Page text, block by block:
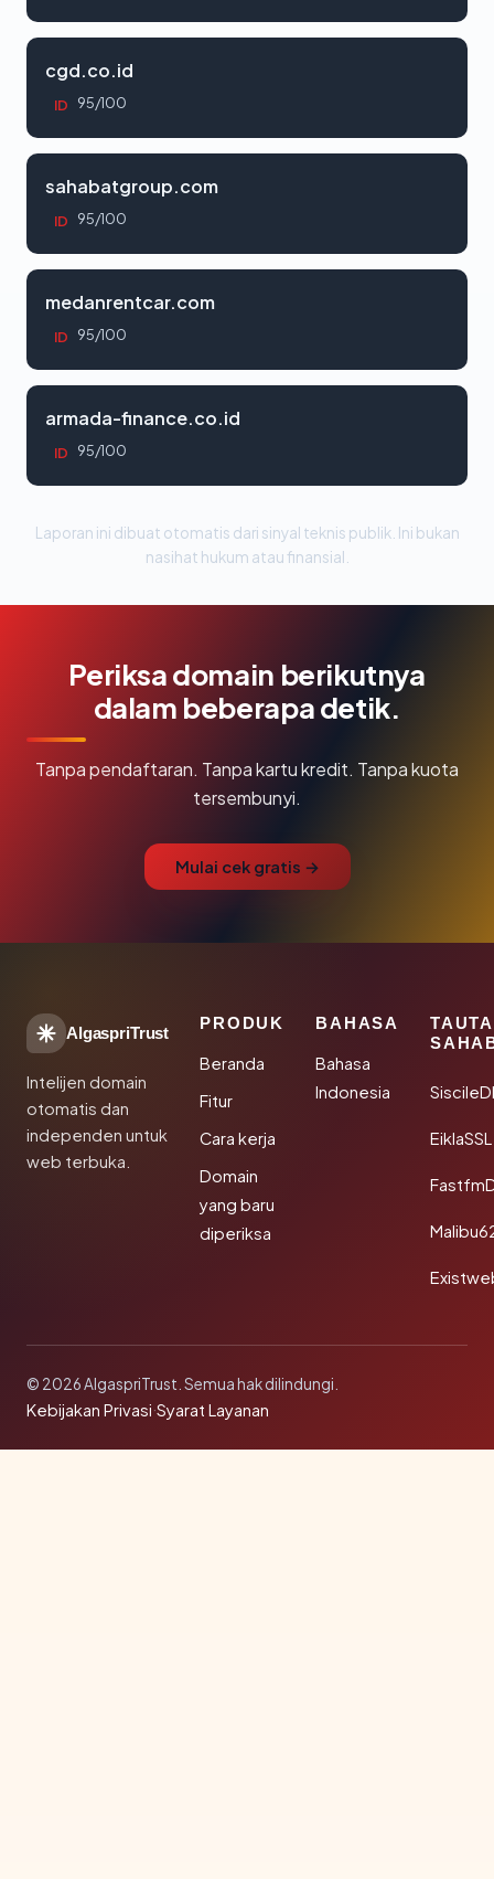
cgd.co.id
ID 95/100
sahabatgroup.com
ID 95/100
medanrentcar.com
ID 95/100
armada-finance.co.id
ID 95/100
Laporan ini dibuat otomatis dari sinyal teknis publik. Ini bukan
nasihat hukum atau finansial.
Periksa domain berikutnya
dalam beberapa detik.
Tanpa pendaftaran. Tanpa kartu kredit. Tanpa kuota
tersembunyi.
Mulai cek gratis →
AlgaspriTrust
Intelijen domain
otomatis dan
independen untuk
web terbuka.
PRODUK
Beranda
Fitur
Cara kerja
Domain
yang baru
diperiksa
BAHASA
Bahasa
Indonesia
EiklaSSL
© 2026 AlgaspriTrust. Semua hak dilindungi.
Kebijakan Privasi·Syarat Layanan